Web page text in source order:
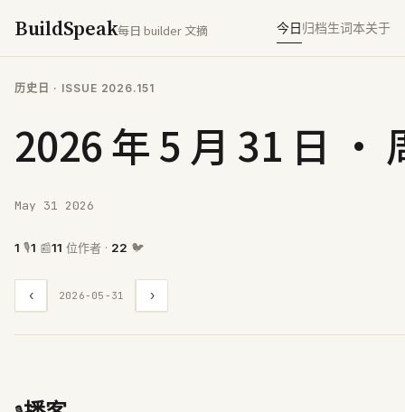
BuildSpeak每日 builder 文摘 今日归档生词本关于
历史日 · ISSUE 2026.151
2026 年 5 月 31 日 ·
May 31 2026
1 🎙1 📰11 位作者 · 22 🐦
‹ 2026-05-31 ›